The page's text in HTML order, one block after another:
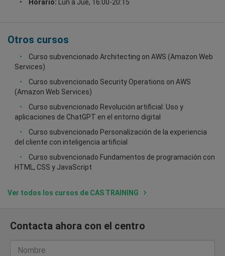
Horario: Lun a Jue, 16:00-20:15
Otros cursos
Curso subvencionado Architecting on AWS (Amazon Web
Services)
Curso subvencionado Security Operations on AWS
(Amazon Web Services)
Curso subvencionado Revolución artificial: Uso y
aplicaciones de ChatGPT en el entorno digital
Curso subvencionado Personalización de la experiencia
del cliente con inteligencia artificial
Curso subvencionado Fundamentos de programación con
HTML, CSS y JavaScript
Ver todos los cursos de CAS TRAINING
Contacta ahora con el centro
Nombre